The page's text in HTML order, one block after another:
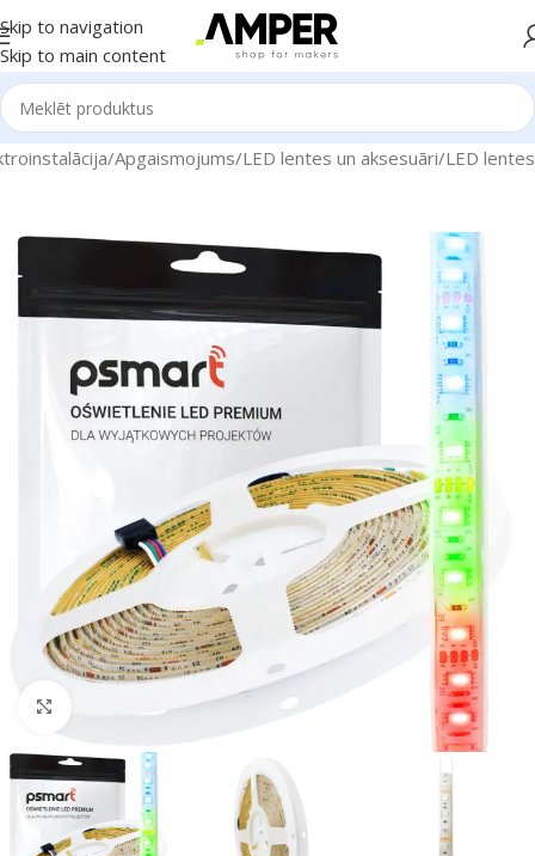
Skip to navigation
Skip to main content
/Apgaismojums/LED lentes un aksesuāri/LED lentes
Noklikšķiniet, lai palielinātu